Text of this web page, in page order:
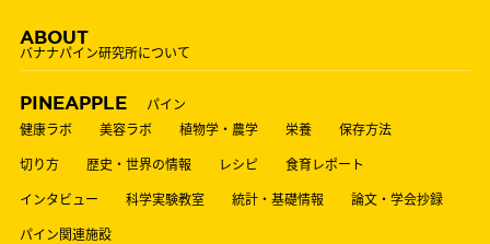
ABOUT
バナナパイン研究所について
PINEAPPLE
パイン
健康ラボ
美容ラボ 植物学・農学 栄養
保存方法
切り方
歴史・世界の情報 レシピ
食育レポート
インタビュー
科学実験教室 統計・基礎情報
論文・学会抄録
パイン関連施設